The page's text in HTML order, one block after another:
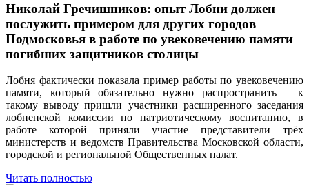
Николай Гречишников: опыт Лобни должен
послужить примером для других городов
Подмосковья в работе по увековечению памяти
погибших защитников столицы
Лобня фактически показала пример работы по увековечению
памяти, который обязательно нужно распространить – к
такому выводу пришли участники расширенного заседания
лобненской комиссии по патриотическому воспитанию, в
работе которой приняли участие представители трёх
министерств и ведомств Правительства Московской области,
городской и региональной Общественных палат.
Читать полностью